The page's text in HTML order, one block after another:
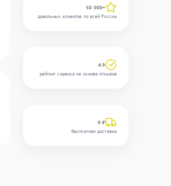
50 000+
довольных клиентов по всей России
4.9
рейтинг сервиса на основе отзывов
0 ₽
бесплатная доставка